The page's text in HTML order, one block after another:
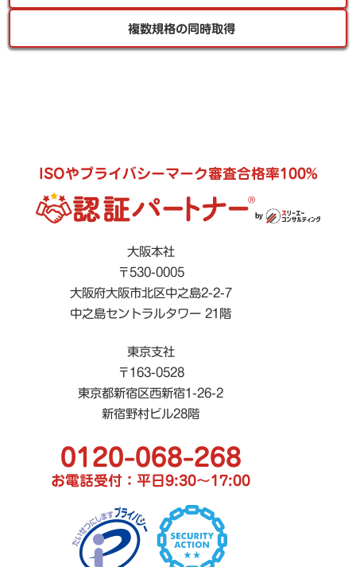
複数規格の同時取得
ISOやプライバシーマーク審査合格率100%
大阪本社
〒530-0005
大阪府大阪市北区中之島2-2-7
中之島セントラルタワー 21階
東京支社
〒163-0528
東京都新宿区西新宿1-26-2
新宿野村ビル28階
0120-068-268
お電話受付：平日9:30〜17:00